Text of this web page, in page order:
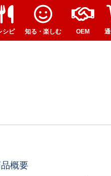
シピ 知る・楽しむ OEM
概要